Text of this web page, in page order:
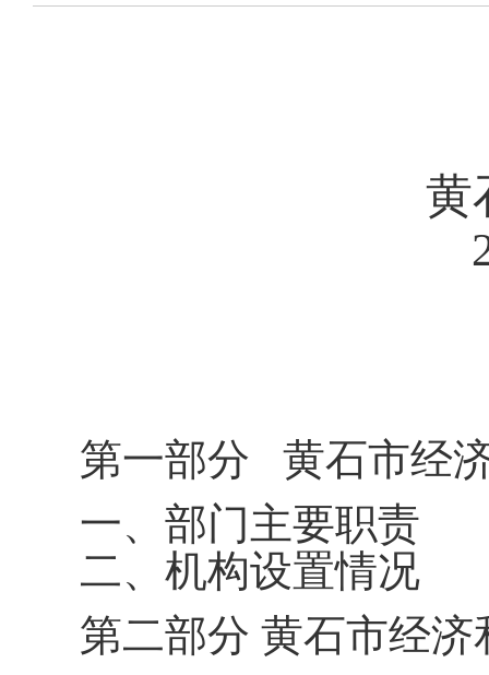
黄
第一部分
黄石市经
一、部门主要职责
二、机构设置情况
第二部分 黄石市经